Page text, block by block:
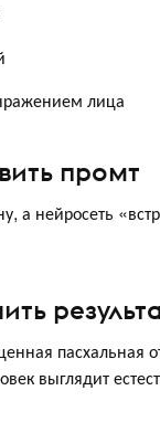
лица
промт
а нейросеть
пасхальная
выглядит